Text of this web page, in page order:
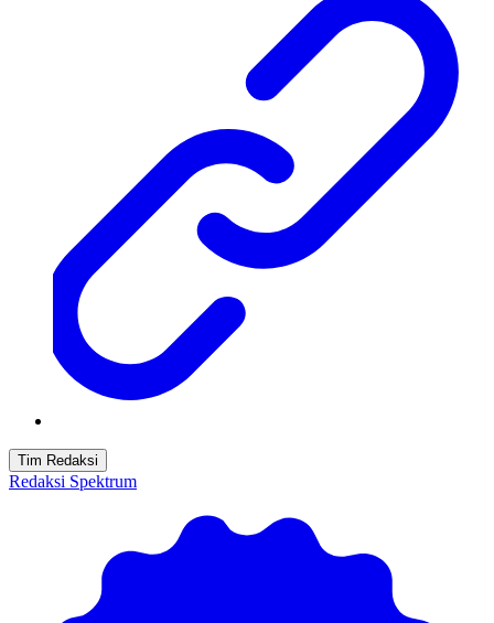
Tim Redaksi
Redaksi Spektrum